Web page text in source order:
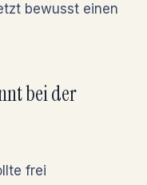
bewusst einen
bei der
frei